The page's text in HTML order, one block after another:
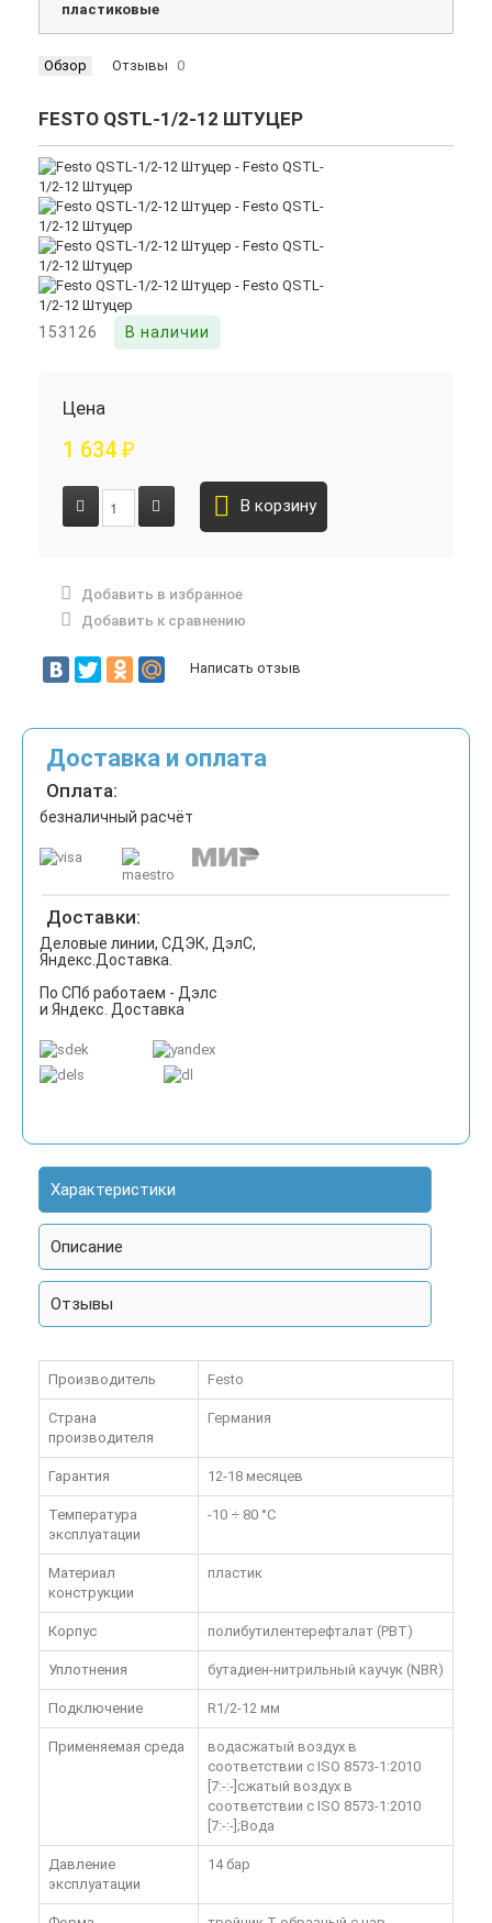
пластиковые
Обзор Отзывы 0
FESTO QSTL-1/2-12 ШТУЦЕР
153126 В наличии
Цена
1 634 ₽
В корзину
Добавить в избранное
Добавить к сравнению
Написать отзыв
Доставка и оплата
Оплата:
безналичный расчёт
Доставки:
Деловые линии, СДЭК, ДэлС,
Яндекс.Доставка.
По СПб работаем - Дэлс
и Яндекс. Доставка
Характеристики
Описание
Отзывы
Производитель Festo
Страна
производителя
Германия
Гарантия 12-18 месяцев
Температура
эксплуатации
-10 ÷ 80 °C
Материал
конструкции
пластик
Корпус полибутилентерефталат (PBT)
Уплотнения бутадиен-нитрильный каучук (NBR)
Подключение R1/2-12 мм
Применяемая среда
водасжатый воздух в
соответствии с ISO 8573-1:2010
[7:-:-]сжатый воздух в
соответствии с ISO 8573-1:2010
[7:-:-];Вода
Давление
эксплуатации
14 бар